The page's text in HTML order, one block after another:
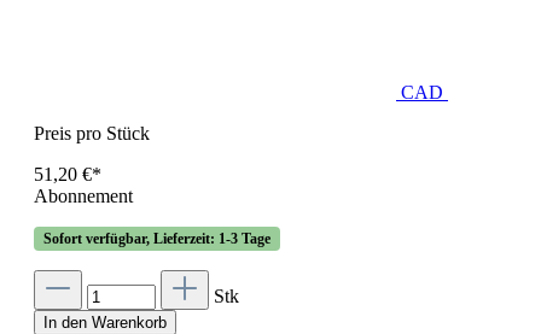
CAD
Preis pro Stück
51,20 €*
Abonnement
Sofort verfügbar, Lieferzeit: 1-3 Tage
Stk
In den Warenkorb